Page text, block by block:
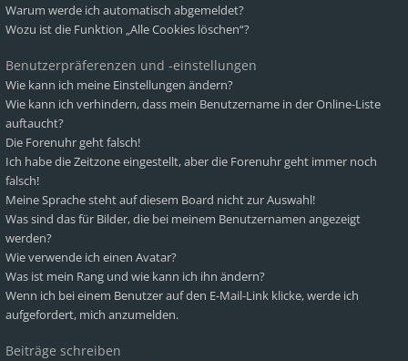
Warum werde ich automatisch abgemeldet?
Wozu ist die Funktion „Alle Cookies löschen“?
Benutzerpräferenzen und -einstellungen
Wie kann ich meine Einstellungen ändern?
Wie kann ich verhindern, dass mein Benutzername in der Online-Liste
auftaucht?
Die Forenuhr geht falsch!
Ich habe die Zeitzone eingestellt, aber die Forenuhr geht immer noch
falsch!
Meine Sprache steht auf diesem Board nicht zur Auswahl!
Was sind das für Bilder, die bei meinem Benutzernamen angezeigt
werden?
Wie verwende ich einen Avatar?
Was ist mein Rang und wie kann ich ihn ändern?
Wenn ich bei einem Benutzer auf den E-Mail-Link klicke, werde ich
aufgefordert, mich anzumelden.
Beiträge schreiben